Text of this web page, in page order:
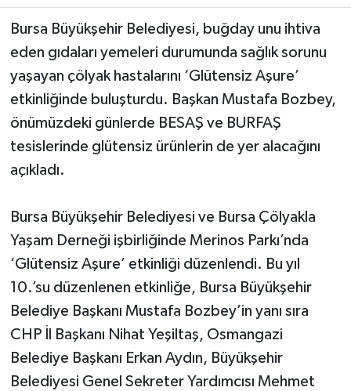
Bursa Büyükşehir Belediyesi, buğday unu ihtiva
eden gıdaları yemeleri durumunda sağlık sorunu
yaşayan çölyak hastalarını ‘Glütensiz Aşure’
etkinliğinde buluşturdu. Başkan Mustafa Bozbey,
önümüzdeki günlerde BESAŞ ve BURFAŞ
tesislerinde glütensiz ürünlerin de yer alacağını
açıkladı.
Bursa Büyükşehir Belediyesi ve Bursa Çölyakla
Yaşam Derneği işbirliğinde Merinos Parkı’nda
‘Glütensiz Aşure’ etkinliği düzenlendi. Bu yıl
10.’su düzenlenen etkinliğe, Bursa Büyükşehir
Belediye Başkanı Mustafa Bozbey’in yanı sıra
CHP İl Başkanı Nihat Yeşiltaş, Osmangazi
Belediye Başkanı Erkan Aydın, Büyükşehir
Belediyesi Genel Sekreter Yardımcısı Mehmet